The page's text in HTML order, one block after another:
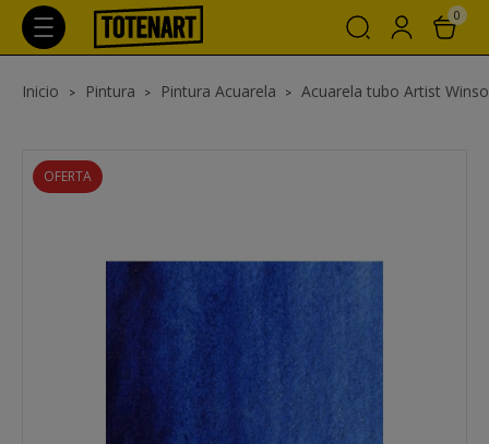
0
Inicio Pintura Pintura Acuarela Acuarela tubo Artist
OFERTA